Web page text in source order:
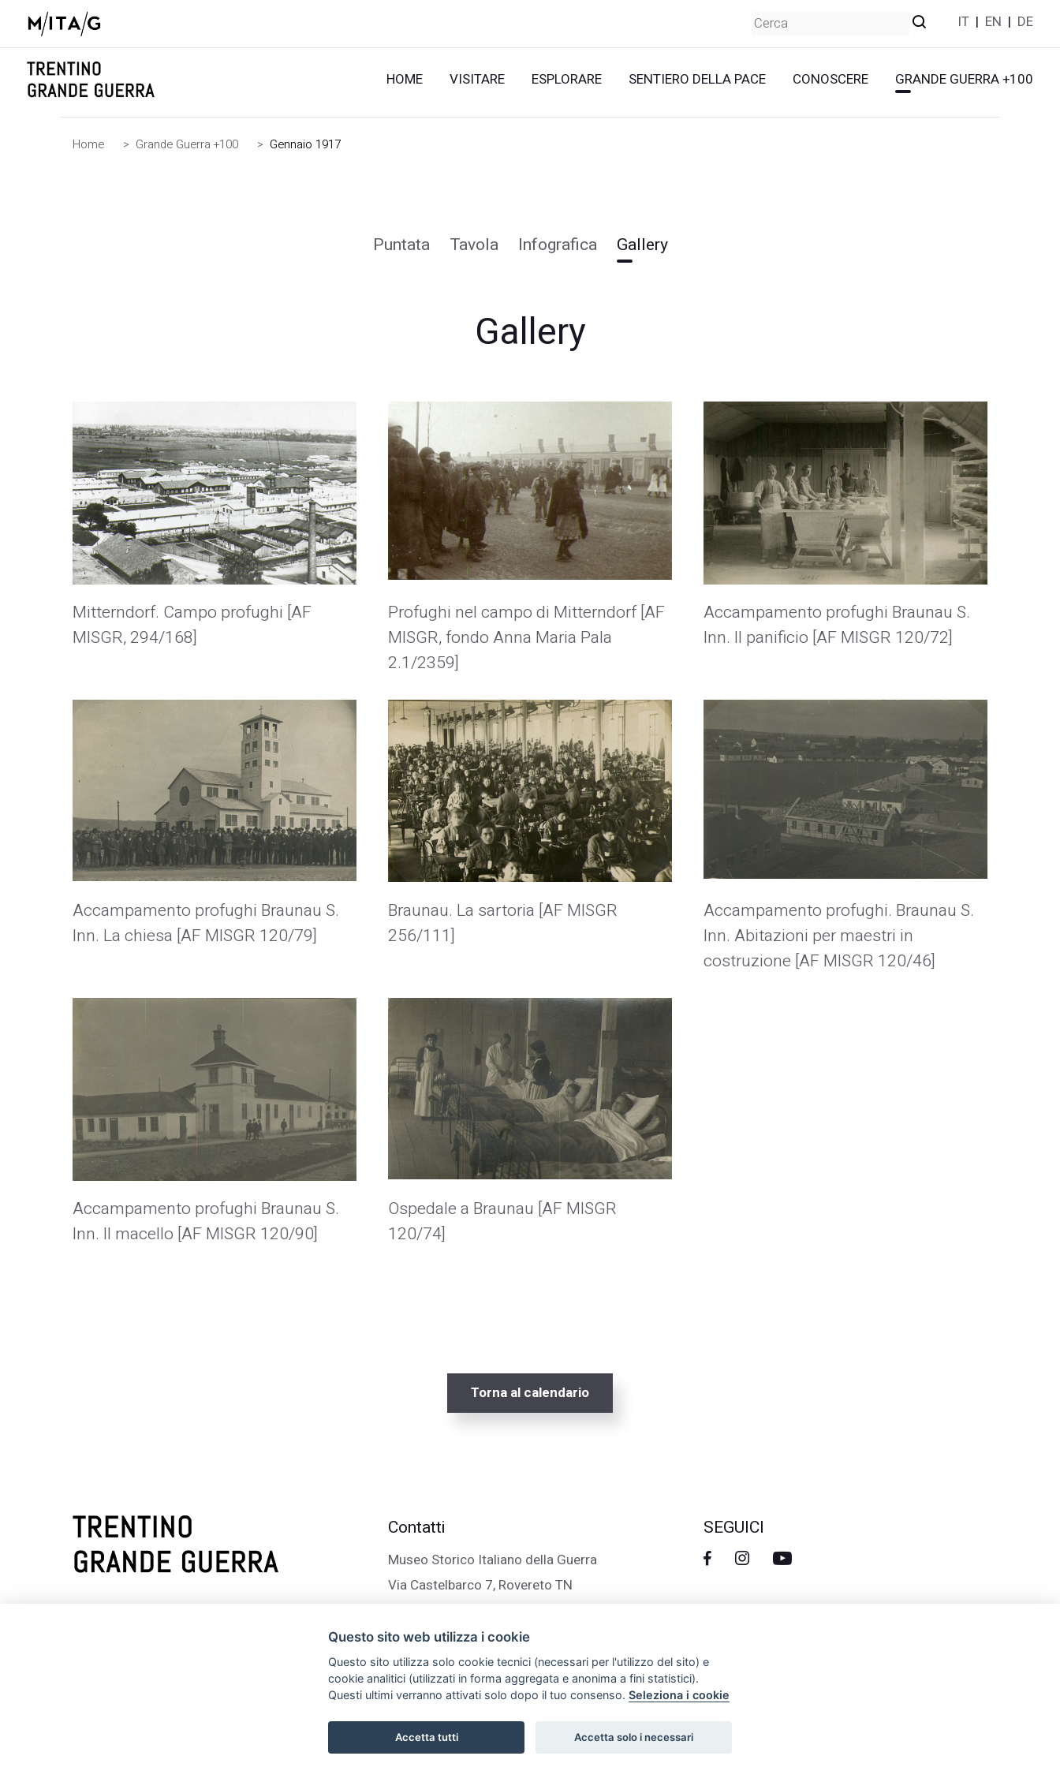
IT | EN | DE
HOME VISITARE ESPLORARE SENTIERO DELLA PACE CONOSCERE GRANDE GUERRA +100
Home > Grande Guerra +100 > Gennaio 1917
Puntata Tavola Infografica Gallery
Gallery
Mitterndorf. Campo profughi [AF
MISGR, 294/168]
Profughi nel campo di Mitterndorf [AF
MISGR, fondo Anna Maria Pala
2.1/2359]
Accampamento profughi Braunau S.
Inn. Il panificio [AF MISGR 120/72]
Accampamento profughi Braunau S.
Inn. La chiesa [AF MISGR 120/79]
Braunau. La sartoria [AF MISGR
256/111]
Accampamento profughi. Braunau S.
Inn. Abitazioni per maestri in
costruzione [AF MISGR 120/46]
Accampamento profughi Braunau S.
Inn. Il macello [AF MISGR 120/90]
Ospedale a Braunau [AF MISGR
120/74]
Torna al calendario
Contatti
Museo Storico Italiano della Guerra
Via Castelbarco 7, Rovereto TN
info@trentinograndeguerra.it
SEGUICI
Questo sito web utilizza i cookie
Questo sito utilizza solo cookie tecnici (necessari per l'utilizzo del sito) e
cookie analitici (utilizzati in forma aggregata e anonima a fini statistici).
Questi ultimi verranno attivati solo dopo il tuo consenso. Seleziona i cookie
Accetta tutti Accetta solo i necessari